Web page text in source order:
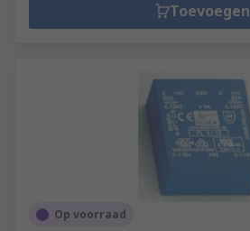
Toevoegen
Op voorraad